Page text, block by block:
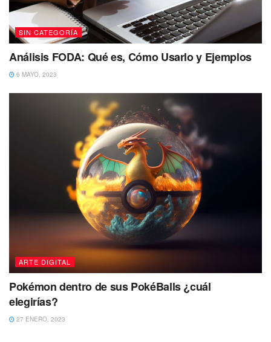
SIN CATEGORÍA
Análisis FODA: Qué es, Cómo Usarlo y Ejemplos
6 MAYO, 2023
ARTE DIGITAL
Pokémon dentro de sus PokéBalls ¿cuál
elegirías?
27 ENERO, 2023